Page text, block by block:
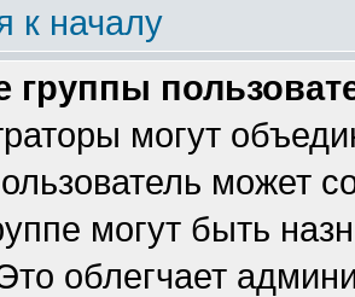
к началу
группы
могут
может
могут быть
облегчает